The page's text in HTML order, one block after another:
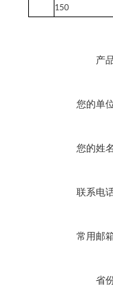
150
产
您的单
您的姓
联系电
常用邮
省